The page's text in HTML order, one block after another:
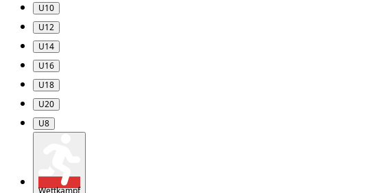
U10
U12
U14
U16
U18
U20
U8
Wettkampf